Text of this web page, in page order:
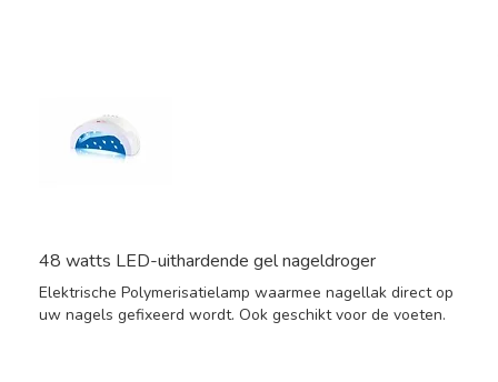
48 watts LED-uithardende gel nageldroger
Elektrische Polymerisatielamp waarmee nagellak direct op
uw nagels gefixeerd wordt. Ook geschikt voor de voeten.